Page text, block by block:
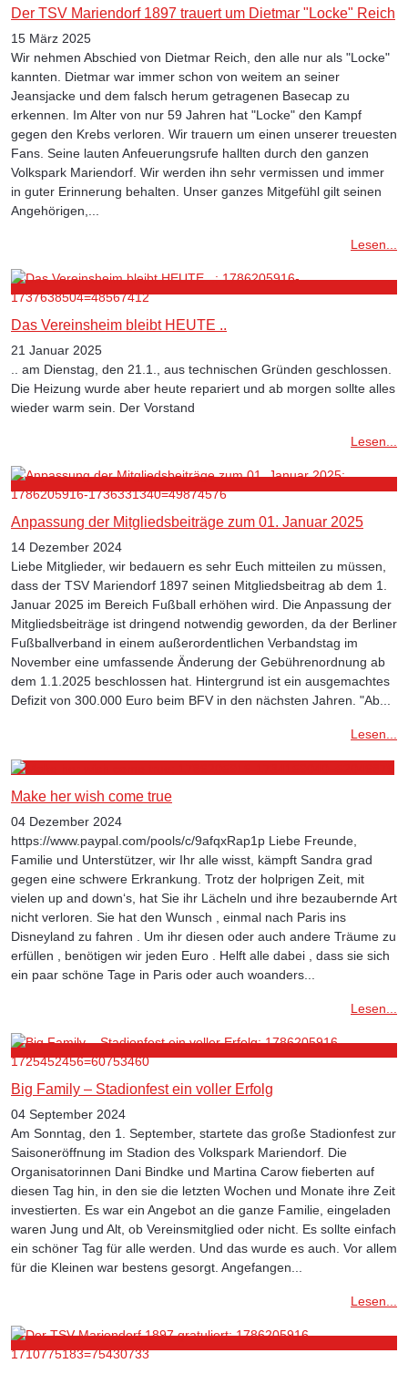
Der TSV Mariendorf 1897 trauert um Dietmar "Locke" Reich
15 März 2025
Wir nehmen Abschied von Dietmar Reich, den alle nur als "Locke"
kannten. Dietmar war immer schon von weitem an seiner
Jeansjacke und dem falsch herum getragenen Basecap zu
erkennen. Im Alter von nur 59 Jahren hat "Locke" den Kampf
gegen den Krebs verloren. Wir trauern um einen unserer treuesten
Fans. Seine lauten Anfeuerungsrufe hallten durch den ganzen
Volkspark Mariendorf. Wir werden ihn sehr vermissen und immer
in guter Erinnerung behalten. Unser ganzes Mitgefühl gilt seinen
Angehörigen,...
Lesen...
Das Vereinsheim bleibt HEUTE ..
21 Januar 2025
.. am Dienstag, den 21.1., aus technischen Gründen geschlossen.
Die Heizung wurde aber heute repariert und ab morgen sollte alles
wieder warm sein. Der Vorstand
Lesen...
Anpassung der Mitgliedsbeiträge zum 01. Januar 2025
14 Dezember 2024
Liebe Mitglieder, wir bedauern es sehr Euch mitteilen zu müssen,
dass der TSV Mariendorf 1897 seinen Mitgliedsbeitrag ab dem 1.
Januar 2025 im Bereich Fußball erhöhen wird. Die Anpassung der
Mitgliedsbeiträge ist dringend notwendig geworden, da der Berliner
Fußballverband in einem außerordentlichen Verbandstag im
November eine umfassende Änderung der Gebührenordnung ab
dem 1.1.2025 beschlossen hat. Hintergrund ist ein ausgemachtes
Defizit von 300.000 Euro beim BFV in den nächsten Jahren. "Ab...
Lesen...
Make her wish come true
04 Dezember 2024
https://www.paypal.com/pools/c/9afqxRap1p Liebe Freunde,
Familie und Unterstützer, wir Ihr alle wisst, kämpft Sandra grad
gegen eine schwere Erkrankung. Trotz der holprigen Zeit, mit
vielen up and down‘s, hat Sie ihr Lächeln und ihre bezaubernde Art
nicht verloren. Sie hat den Wunsch , einmal nach Paris ins
Disneyland zu fahren . Um ihr diesen oder auch andere Träume zu
erfüllen , benötigen wir jeden Euro . Helft alle dabei , dass sie sich
ein paar schöne Tage in Paris oder auch woanders...
Lesen...
Big Family – Stadionfest ein voller Erfolg
04 September 2024
Am Sonntag, den 1. September, startete das große Stadionfest zur
Saisoneröffnung im Stadion des Volkspark Mariendorf. Die
Organisatorinnen Dani Bindke und Martina Carow fieberten auf
diesen Tag hin, in den sie die letzten Wochen und Monate ihre Zeit
investierten. Es war ein Angebot an die ganze Familie, eingeladen
waren Jung und Alt, ob Vereinsmitglied oder nicht. Es sollte einfach
ein schöner Tag für alle werden. Und das wurde es auch. Vor allem
für die Kleinen war bestens gesorgt. Angefangen...
Lesen...